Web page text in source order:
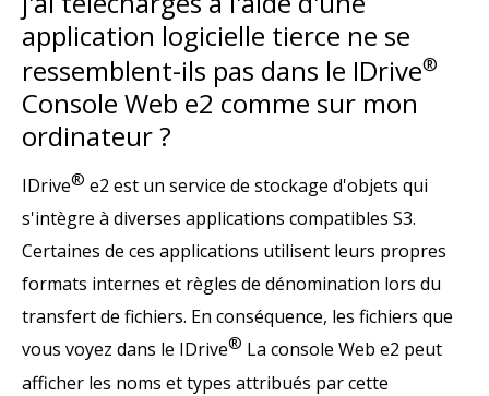
application logicielle tierce ne se
ressemblent-ils pas dans le IDrive®
Console Web e2 comme sur mon
ordinateur ?
IDrive® e2 est un service de stockage d'objets qui
s'intègre à diverses applications compatibles S3.
Certaines de ces applications utilisent leurs propres
formats internes et règles de dénomination lors du
transfert de fichiers. En conséquence, les fichiers que
vous voyez dans le IDrive® La console Web e2 peut
afficher les noms et types attribués par cette